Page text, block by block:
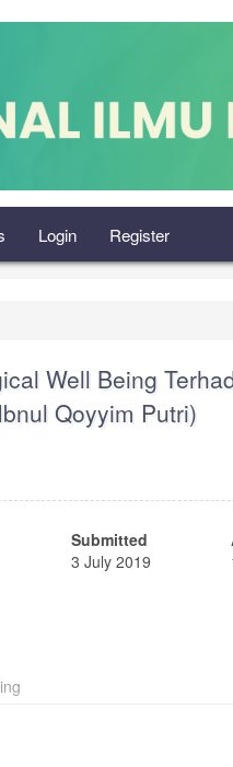
Login Register
Well Being
Qoyyim Putri)
Submitted
3 July 2019